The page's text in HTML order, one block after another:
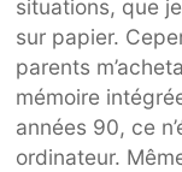
situations, que
sur papier.
parents
mémoire
années 90, ce
ordinateur.